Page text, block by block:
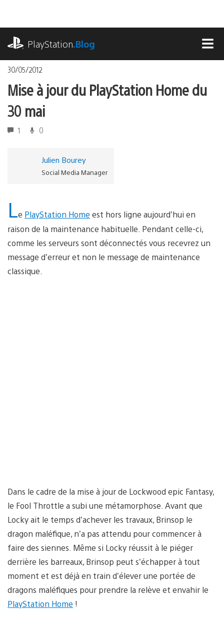
contenu
PlayStation.Blog
30/05/2012
Mise à jour du PlayStation Home du
30 mai
1 0
Julien Bourey
Social Media Manager
Le PlayStation Home est hors ligne aujourd’hui en
raison de la maintenance habituelle. Pendant celle-ci,
comme les serveurs sont déconnectés vous recevrez un
message d’erreur et non le message de maintenance
classique.
Dans le cadre de la mise à jour de Lockwood epic Fantasy,
le Fool Throttle a subi une métamorphose. Avant que
Locky ait le temps d’achever les travaux, Brinsop le
dragon maléfique, n’a pas attendu pour commencer à
faire des siennes. Même si Locky réussit à le piéger
derrière les barreaux, Brinsop peut s’échapper à tout
moment et est déjà en train d’élever une portée de
dragons maléfiques pour prendre la relève et envahir le
PlayStation Home !